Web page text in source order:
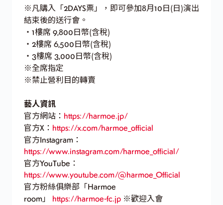
※凡購入「2DAYS票」，即可參加8月10日(日)演出
結束後的送行會。
・1樓席 9,800日幣(含稅)
・2樓席 6,500日幣(含稅)
・3樓席 3,000日幣(含稅)
※全席指定
※禁止營利目的轉賣
藝人資訊
官方網站： https://harmoe.jp/
官方X： https://x.com/harmoe_official
官方Instagram：
https://www.instagram.com/harmoe_official/
官方YouTube：
https://www.youtube.com/@harmoe_Official
官方粉絲俱樂部「Harmoe
room」 https://harmoe-fc.jp ※歡迎入會